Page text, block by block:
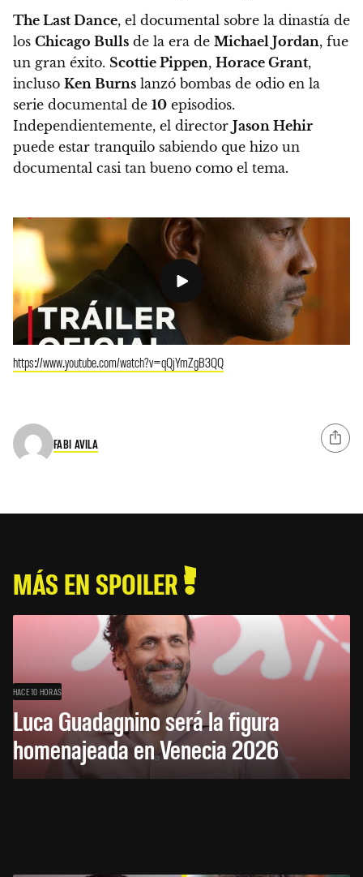
The Last Dance, el documental sobre la dinastía de
los Chicago Bulls de la era de Michael Jordan, fue
un gran éxito. Scottie Pippen, Horace Grant,
incluso Ken Burns lanzó bombas de odio en la
serie documental de 10 episodios.
Independientemente, el director Jason Hehir
puede estar tranquilo sabiendo que hizo un
documental casi tan bueno como el tema.
https://www.youtube.com/watch?v=qQjYmZgB3QQ
FABI AVILA
MÁS EN SPOILER
HACE 10 HORAS
Luca Guadagnino será la figura
homenajeada en Venecia 2026